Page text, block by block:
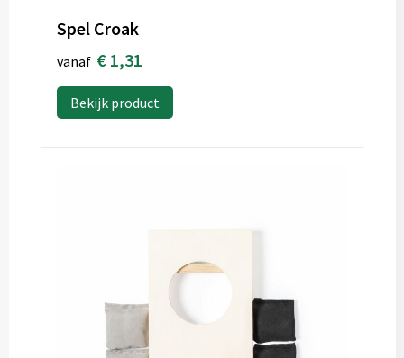
Spel Croak
vanaf € 1,31
Bekijk product